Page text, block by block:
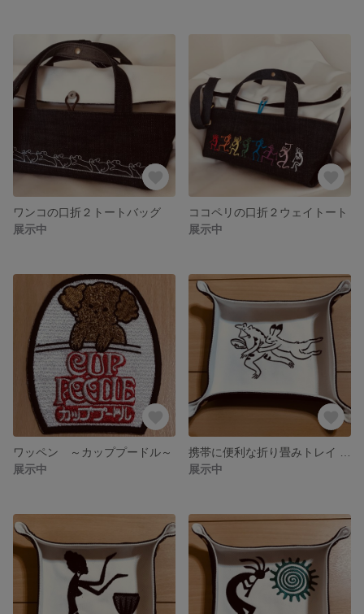
ワンコの口折２トートバッグ
展示中
ココペリの口折２ウェイトート
展示中
ワッペン ～カッププードル～
展示中
展示中